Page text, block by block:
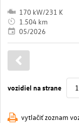
170 kW/231 K
1.504 km
05/2026
vozidiel na strane
vytlačiť zoznam